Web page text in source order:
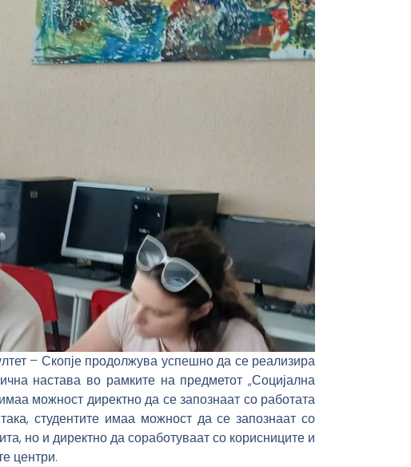
– Скопје продолжува успешно да се реализира
настава во рамките на предметот „Социјална
можност директно да се запознаат со работата
студентите имаа можност да се запознаат со
но и директно да соработуваат со корисниците и
центри.